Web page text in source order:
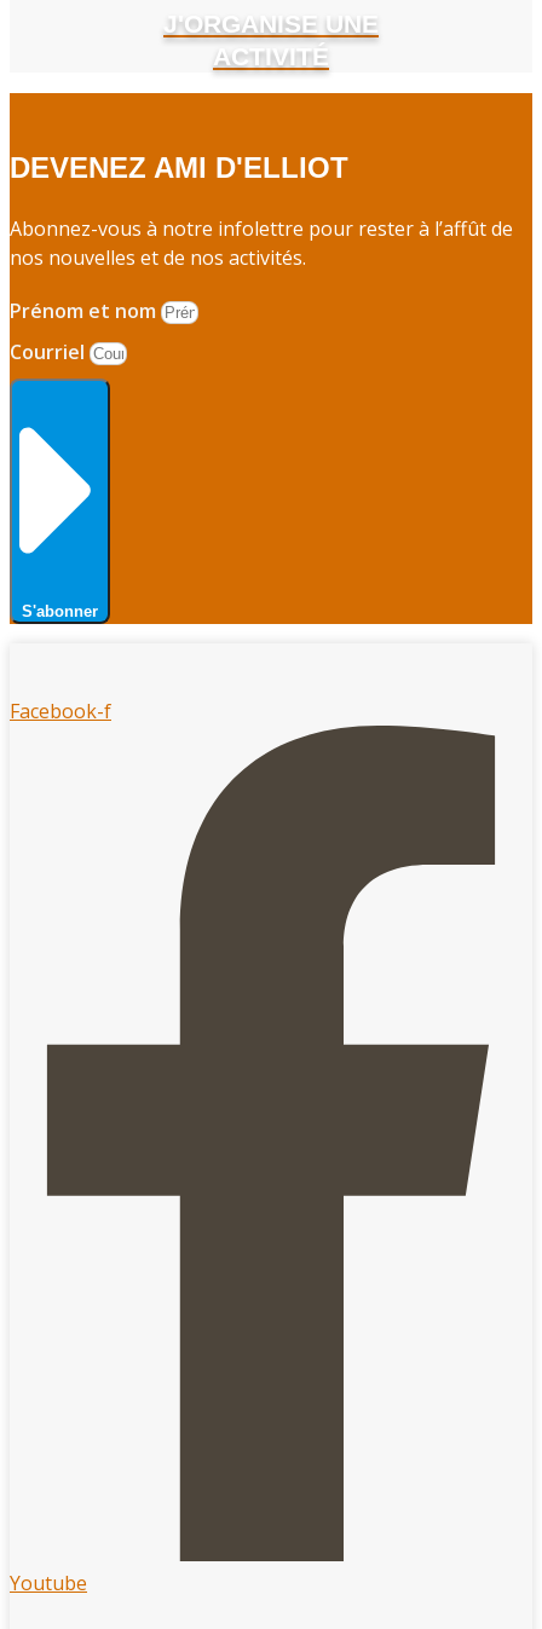
J'ORGANISE UNE
ACTIVITÉ
DEVENEZ AMI D'ELLIOT
Abonnez-vous à notre infolettre pour rester à l’affût de
nos nouvelles et de nos activités.
Prénom et nom
Courriel
S'abonner
Facebook-f
Youtube